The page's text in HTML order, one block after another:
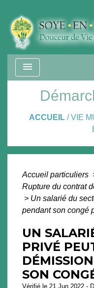
menu
ACCUEIL /VIE
Accueil particuliers
Rupture du contrat
> Un salarié du
pendant son congé
UN
PRIVÉ
SON
Vérifié le 21 Jun 2022 -